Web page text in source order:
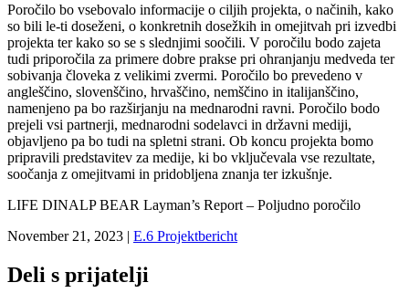
Poročilo bo vsebovalo informacije o ciljih projekta, o načinih, kako
so bili le-ti doseženi, o konkretnih dosežkih in omejitvah pri izvedbi
projekta ter kako so se s slednjimi soočili. V poročilu bodo zajeta
tudi priporočila za primere dobre prakse pri ohranjanju medveda ter
sobivanja človeka z velikimi zvermi. Poročilo bo prevedeno v
angleščino, slovenščino, hrvaščino, nemščino in italijanščino,
namenjeno pa bo razširjanju na mednarodni ravni. Poročilo bodo
prejeli vsi partnerji, mednarodni sodelavci in državni mediji,
objavljeno pa bo tudi na spletni strani. Ob koncu projekta bomo
pripravili predstavitev za medije, ki bo vključevala vse rezultate,
soočanja z omejitvami in pridobljena znanja ter izkušnje.
LIFE DINALP BEAR Layman’s Report – Poljudno poročilo
November 21, 2023 | E.6 Projektbericht
Deli s prijatelji